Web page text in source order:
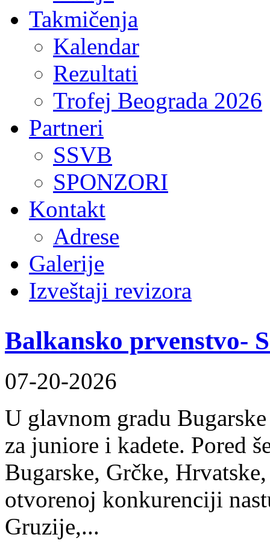
Takmičenja
Kalendar
Rezultati
Trofej Beograda 2026
Partneri
SSVB
SPONZORI
Kontakt
Adrese
Galerije
Izveštaji revizora
Balkansko prvenstvo-
07-20-2026
U glavnom gradu
za juniore i kadete. Pored
Bugarske, Grčke,
otvorenoj konkurenciji
Gruzije,...